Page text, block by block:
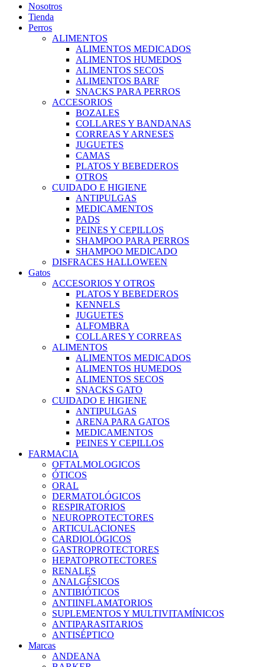
Nosotros
Tienda
Perros
ALIMENTOS
ALIMENTOS MEDICADOS
ALIMENTOS HUMEDOS
ALIMENTOS SECOS
ALIMENTOS BARF
SNACKS PARA PERROS
ACCESORIOS
BOZALES
COLLARES Y BANDANAS
CORREAS Y ARNESES
JUGUETES
CAMAS
PLATOS Y BEBEDEROS
OTROS
CUIDADO E HIGIENE
ANTIPULGAS
MEDICAMENTOS
PADS
PEINES Y CEPILLOS
SHAMPOO PARA PERROS
SHAMPOO MEDICADO
DISFRACES HALLOWEEN
Gatos
ACCESORIOS Y OTROS
PLATOS Y BEBEDEROS
KENNELS
JUGUETES
ALFOMBRA
COLLARES Y CORREAS
ALIMENTOS
ALIMENTOS MEDICADOS
ALIMENTOS HUMEDOS
ALIMENTOS SECOS
SNACKS GATO
CUIDADO E HIGIENE
ANTIPULGAS
ARENA PARA GATOS
MEDICAMENTOS
PEINES Y CEPILLOS
FARMACIA
OFTALMOLOGICOS
ÓTICOS
ORAL
DERMATOLÓGICOS
RESPIRATORIOS
NEUROPROTECTORES
ARTICULACIONES
CARDIOLÓGICOS
GASTROPROTECTORES
HEPATOPROTECTORES
RENALES
ANALGÉSICOS
ANTIBIÓTICOS
ANTIINFLAMATORIOS
SUPLEMENTOS Y MULTIVITAMÍNICOS
ANTIPARASITARIOS
ANTISÉPTICO
Marcas
ANDEANA